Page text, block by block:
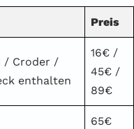
Preis
/ Croder /
enthalten
16€ /
45€ /
89€
65€